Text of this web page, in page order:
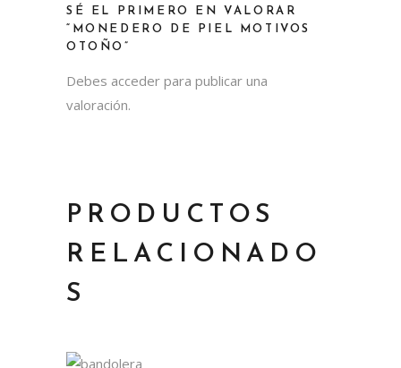
SÉ EL PRIMERO EN VALORAR
“MONEDERO DE PIEL MOTIVOS
OTOÑO”
Debes acceder para publicar una
valoración.
PRODUCTOS
RELACIONADO
S